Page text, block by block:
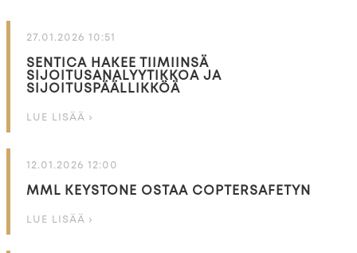
27.01.2026 10:51
SENTICA HAKEE TIIMIINSÄ
SIJOITUSANALYYTIKKOA JA
SIJOITUSPÄÄLLIKKÖÄ
LUE LISÄÄ ›
12.01.2026 12:00
MML KEYSTONE OSTAA COPTERSAFETYN
LUE LISÄÄ ›